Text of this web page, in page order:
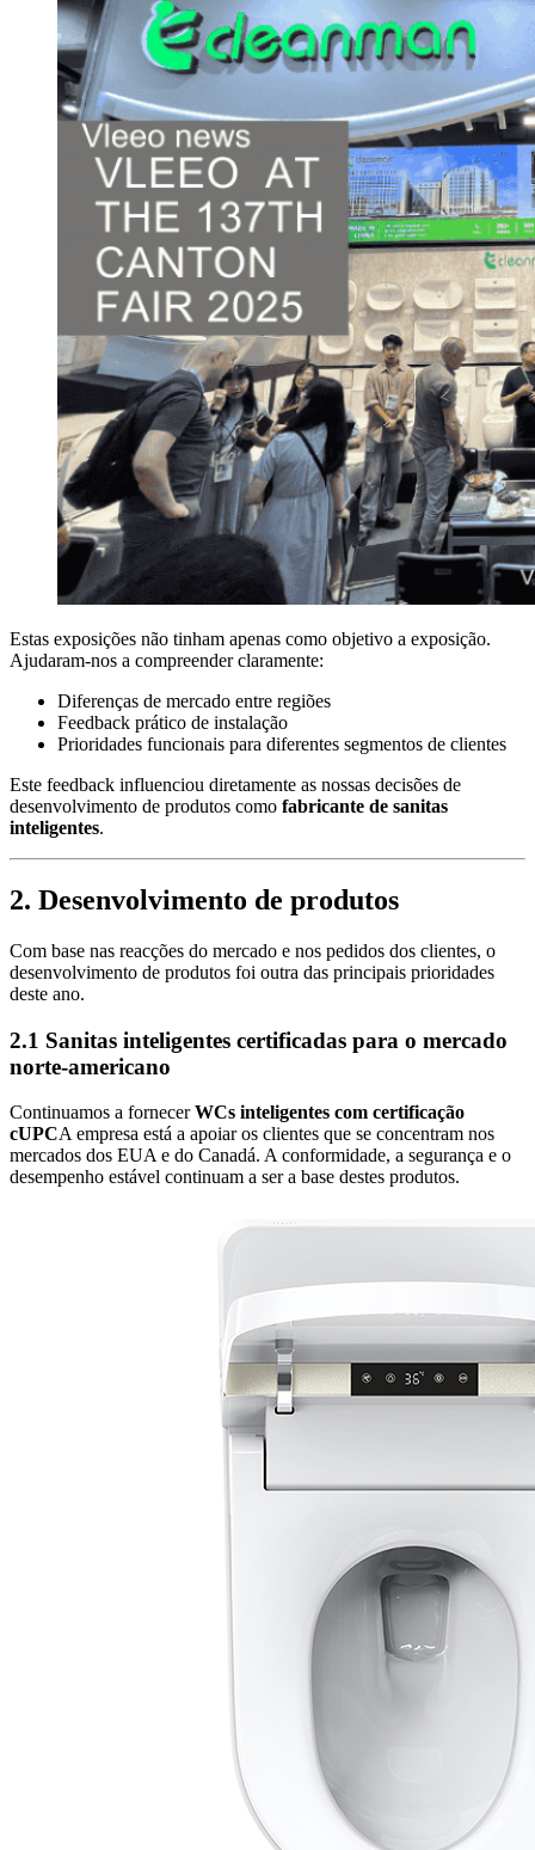
Estas exposições não tinham apenas como objetivo a exposição.
Ajudaram-nos a compreender claramente:
Diferenças de mercado entre regiões
Feedback prático de instalação
Prioridades funcionais para diferentes segmentos de clientes
Este feedback influenciou diretamente as nossas decisões de
desenvolvimento de produtos como fabricante de sanitas
inteligentes.
2. Desenvolvimento de produtos
Com base nas reacções do mercado e nos pedidos dos clientes, o
desenvolvimento de produtos foi outra das principais prioridades
deste ano.
2.1 Sanitas inteligentes certificadas para o mercado
norte-americano
Continuamos a fornecerWCs inteligentes com certificação
cUPCA empresa está a apoiar os clientes que se concentram nos
mercados dos EUA e do Canadá. A conformidade, a segurança e o
desempenho estável continuam a ser a base destes produtos.